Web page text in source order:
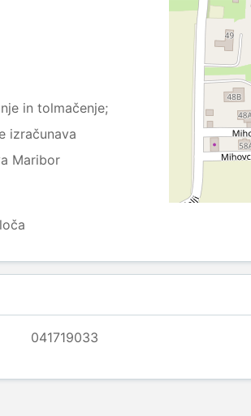
in tolmačenje;
izračunava
Maribor
041719033